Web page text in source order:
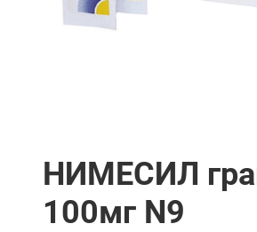
НИМЕСИЛ
100мг N9